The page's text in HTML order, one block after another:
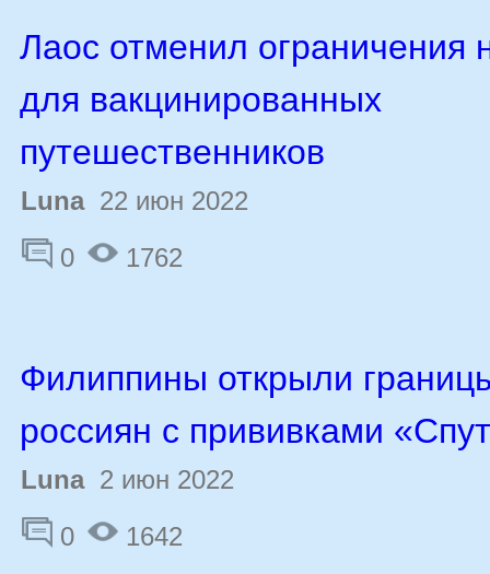
Лаос отменил ограничения
для вакцинированных
путешественников
Luna22 июн 2022
0
1762
Филиппины открыли
россиян с прививками
Luna2 июн 2022
0
1642